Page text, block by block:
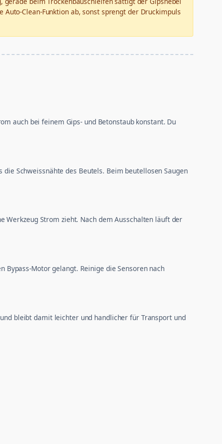
Clean-Funktion ab, sonst sprengt der Druckimpuls
auch bei feinem Gips- und Betonstaub konstant. Du
Schweissnähte des Beutels. Beim beutellosen Saugen
Werkzeug Strom zieht. Nach dem Ausschalten läuft der
Bypass-Motor gelangt. Reinige die Sensoren nach
bleibt damit leichter und handlicher für Transport und